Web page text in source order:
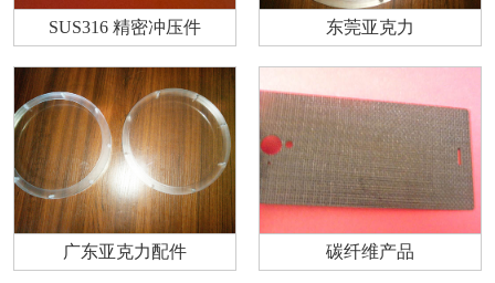
SUS316 精密冲压件 东莞亚克力
广东亚克力配件 碳纤维产品